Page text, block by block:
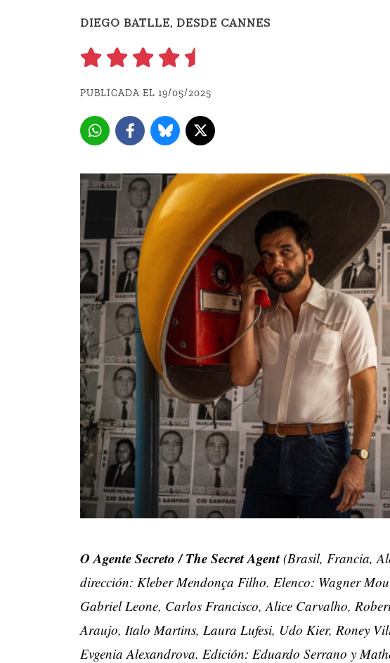
DIEGO BATLLE, DESDE CANNES
PUBLICADA EL 19/05/2025
O Agente Secreto / The Secret Agent(Brasil, Francia,
dirección: Kleber Mendonça Filho. Elenco: Wagner
Gabriel Leone, Carlos Francisco, Alice Carvalho,
Araujo, Italo Martins, Laura Lufesi, Udo Kier, Roney
Evgenia Alexandrova. Edición: Eduardo Serrano y